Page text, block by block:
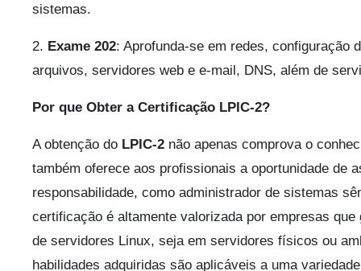
sistemas.
2. Exame 202: Aprofunda-se em redes, configuração
arquivos, servidores web e e-mail, DNS, além de
Por que Obter a Certificação LPIC-2?
A obtenção do LPIC-2 não apenas comprova o
também oferece aos profissionais a oportunidade de
responsabilidade, como administrador de sistemas
certificação é altamente valorizada por empresas
de servidores Linux, seja em servidores físicos ou
habilidades adquiridas são aplicáveis a uma